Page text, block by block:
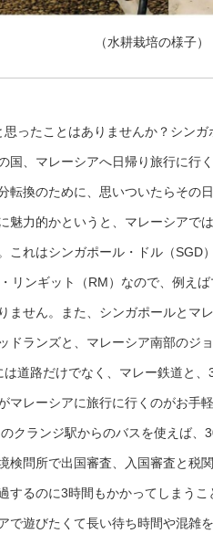
（水耕栽培の様子）
ったことはありませんか？シン
、マレーシアへ日帰り旅行に行く
転換のために、思いついたらその
力的かというと、マレーシアで
これはシンガポール・ドル（SGD
リンギット（RM）なので、例え
せん。また、シンガポールとマレ
ドランズと、マレーシア南部のジ
道路だけでなく、マレー鉄道と、
マレーシアに旅行に行くのがお手
クランジ駅からのバスを使えば、
検問所で出国審査、入国審査と税
するのに3時間もかかってしまうこ
遊びたくて長い待ち時間や混雑